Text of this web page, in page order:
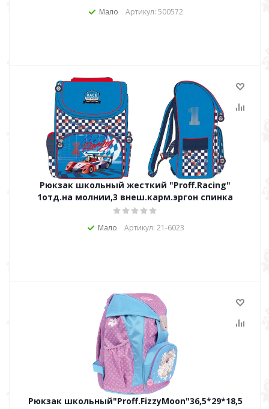
Мало Артикул: 500572
Рюкзак школьный жесткий "Proff.Racing"
1отд.на молнии,3 внеш.карм.эргон спинка
Мало Артикул: 21-6023
Рюкзак школьный"Proff.FizzyMoon"36,5*29*18,5